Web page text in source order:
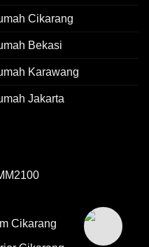
Cikarang
Bekasi
Karawang
Jakarta
Cikarang